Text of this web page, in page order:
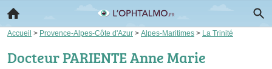
Accueil > Provence-Alpes-Côte d'Azur > Alpes-Maritimes > La Trinité
Docteur PARIENTE Anne Marie